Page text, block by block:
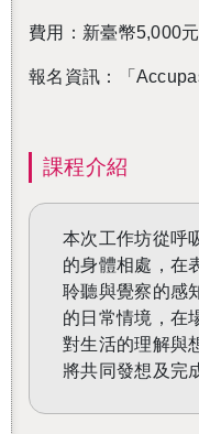
費用：新臺幣5,000
報名資訊：「
課程介紹
本次工作坊從呼
的身體相處，在
聆聽與覺察的感
的日常情境，在
對生活的理解與
將共同發想及完